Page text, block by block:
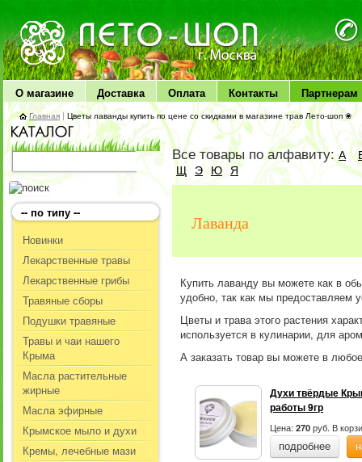
ЛЕТО чудо здоровья
О магазине Доставка Оплата Контакты Партнерам
Главная |Цветы лаванды купить по цене со скидками в магазине трав Лето-шоп ❀
-- по типу --
Новинки
Лекарственные травы
Лекарственные грибы
Травяные сборы
Подушки травяные
Травы и чаи нашего
Крыма
Масла растительные
жирные
Масла эфирные
Крымское мыло и духи
Кремы, лечебные мази
Все товары по алфавиту:А
Щ Э Ю Я
Лаванда
Купить лаванду вы можете как в
удобно, так как мы предоставляем
Цветы и трава этого растения
используется в кулинарии, для
А заказать товар вы можете в
Духи твёрдые
работы 9гр
Цена:270 руб. В
подробнее